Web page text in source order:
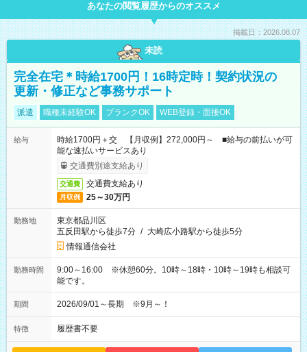
あなたの閲覧履歴からのオススメ
掲載日：2026.08.07
未読
完全在宅＊時給1700円！16時定時！契約状況の
更新・修正など事務サポート
派遣 職種未経験OK ブランクOK WEB登録・面接OK
給与
時給1700円＋交 【月収例】272,000円～ ■給与の前払いが可
能な速払いサービスあり
交通費別途支給あり
交通費 交通費支給あり
月収例 25～30万円
勤務地
東京都品川区
五反田駅から徒歩7分 / 大崎広小路駅から徒歩5分
情報通信会社
勤務時間
9:00～16:00 ※休憩60分。10時～18時・10時～19時も相談可
能です。
期間 2026/09/01～長期 ※9月～！
特徴 履歴書不要